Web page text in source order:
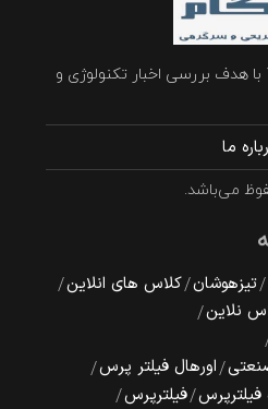
وبسایت نتگام در سال 1398 با هدف بررسی اخبار تکنولوژی و
ما
می‌باشد.
تیزهوشان کلاس های انلاین
نلاین
اورهال فیلتر پرس
فیلترپرس فیلترپرس